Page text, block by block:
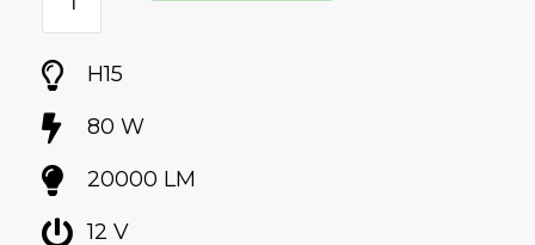
H15
80 W
20000 LM
12 V